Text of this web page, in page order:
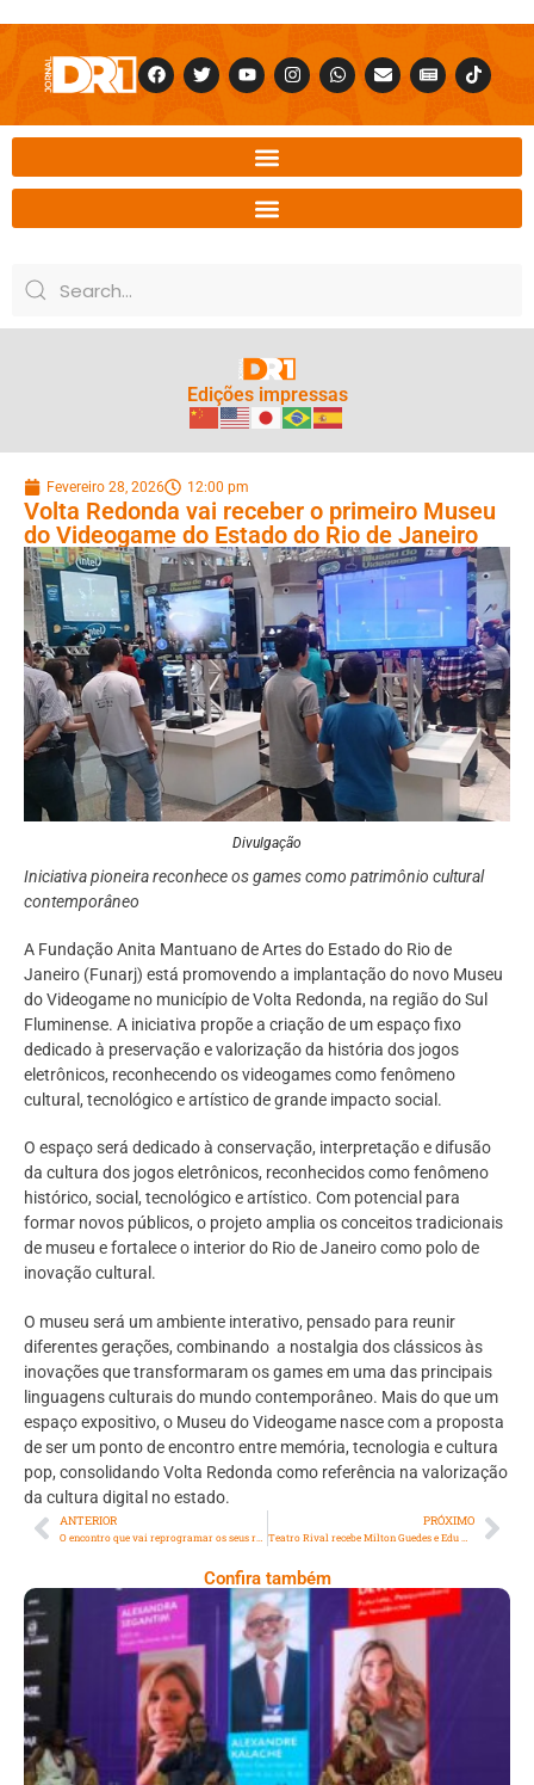
Edições impressas
Fevereiro 28, 2026 12:00 pm
Volta Redonda vai receber o primeiro Museu
do Videogame do Estado do Rio de Janeiro
Divulgação
Iniciativa pioneira reconhece os games como patrimônio cultural
contemporâneo
A Fundação Anita Mantuano de Artes do Estado do Rio de
Janeiro (Funarj) está promovendo a implantação do novo Museu
do Videogame no município de Volta Redonda, na região do Sul
Fluminense. A iniciativa propõe a criação de um espaço fixo
dedicado à preservação e valorização da história dos jogos
eletrônicos, reconhecendo os videogames como fenômeno
cultural, tecnológico e artístico de grande impacto social.
O espaço será dedicado à conservação, interpretação e difusão
da cultura dos jogos eletrônicos, reconhecidos como fenômeno
histórico, social, tecnológico e artístico. Com potencial para
formar novos públicos, o projeto amplia os conceitos tradicionais
de museu e fortalece o interior do Rio de Janeiro como polo de
inovação cultural.
O museu será um ambiente interativo, pensado para reunir
diferentes gerações, combinando a nostalgia dos clássicos às
inovações que transformaram os games em uma das principais
linguagens culturais do mundo contemporâneo. Mais do que um
espaço expositivo, o Museu do Videogame nasce com a proposta
de ser um ponto de encontro entre memória, tecnologia e cultura
pop, consolidando Volta Redonda como referência na valorização
da cultura digital no estado.
ANTERIOR PRÓXIMO
Confira também
Longevidade, Inclusão E Futuro Marcam
Rio Innovation Week